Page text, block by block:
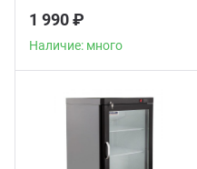
1 990 ₽
Наличие: много